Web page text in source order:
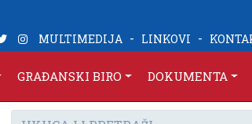
MULTIMEDIJA - LINKOVI -
GRAĐANSKI BIRO DOKUMENTA